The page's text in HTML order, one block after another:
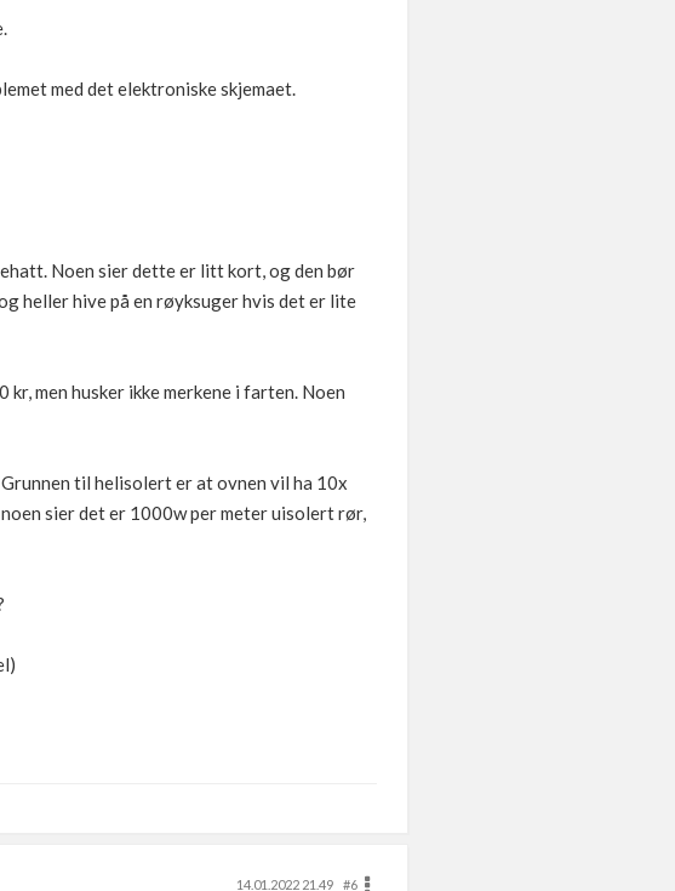
med det elektroniske skjemaet.
Noen sier dette er litt kort, og den bør
heller hive på en røyksuger hvis det er lite
men husker ikke merkene i farten. Noen
til helisolert er at ovnen vil ha 10x
sier det er 1000w per meter uisolert rør,
14.01.2022 21.49 #6